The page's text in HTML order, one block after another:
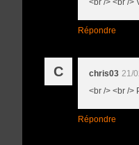
Répondre
C chris03 21/
<br /> <br />
Répondre